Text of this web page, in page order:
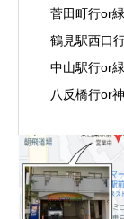
菅田町行or
鶴見駅西口
中山駅行or
八反橋行or